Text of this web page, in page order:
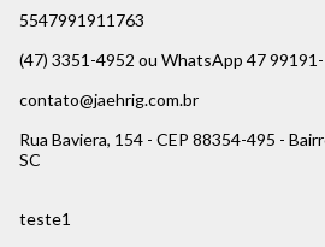
5547991911763
(47) 3351-4952 ou WhatsApp 47
contato@jaehrig.com.br
Rua Baviera, 154 - CEP 88354-495 -
SC
teste1